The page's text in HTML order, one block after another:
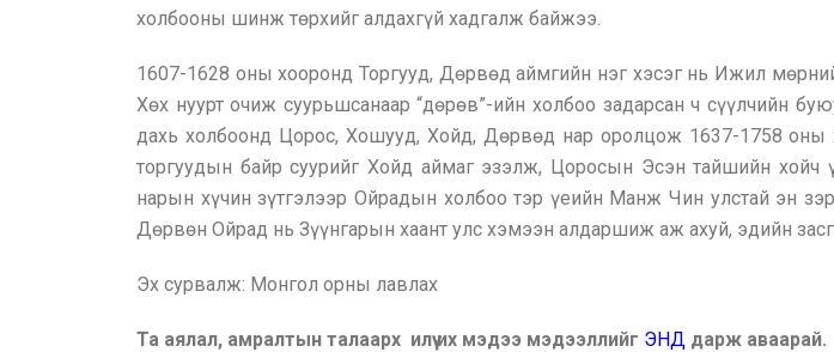
холбооны шинж төрхийг алдахгүй хадгалж байжээ.
1607-1628 оны хооронд Торгууд, Дөрвөд аймгийн нэг хэсэг нь Ижил
Хөх нуурт очиж суурьшсанаар “дөрөв”-ийн холбоо задарсан ч сүүлчийн
дахь холбоонд Цорос, Хошууд, Хойд, Дөрвөд нар оролцож 1637-1758
торгуудын байр суурийг Хойд аймаг эзэлж, Цоросын Эсэн тайшийн хойч
нарын хүчин зүтгэлээр Ойрадын холбоо тэр үеийн Манж Чин улстай эн
Дөрвөн Ойрад нь Зүүнгарын хаант улс хэмээн алдаршиж аж ахуй, эдийн
Эх сурвалж: Монгол орны лавлах
Та аялал, амралтын талаарх илүү их мэдээ мэдээллийг ЭНД дарж аваарай.